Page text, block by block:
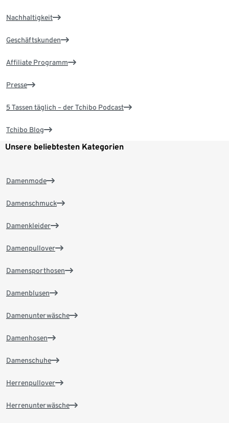
Nachhaltigkeit
Geschäftskunden
Affiliate Programm
Presse
5 Tassen täglich – der Tchibo Podcast
Tchibo Blog
Unsere beliebtesten Kategorien
Damenmode
Damenschmuck
Damenkleider
Damenpullover
Damensporthosen
Damenblusen
Damenunterwäsche
Damenhosen
Damenschuhe
Herrenpullover
Herrenunterwäsche